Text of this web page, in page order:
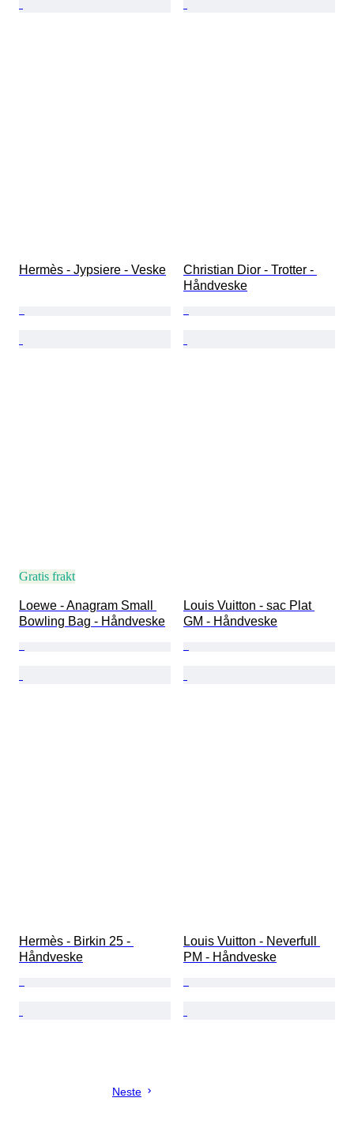
Hermès - Jypsiere - Veske
Christian Dior - Trotter -
Håndveske
Gratis frakt
Loewe - Anagram Small
Bowling Bag - Håndveske
Louis Vuitton - sac Plat
GM - Håndveske
Hermès - Birkin 25 -
Håndveske
Louis Vuitton - Neverfull
PM - Håndveske
Neste